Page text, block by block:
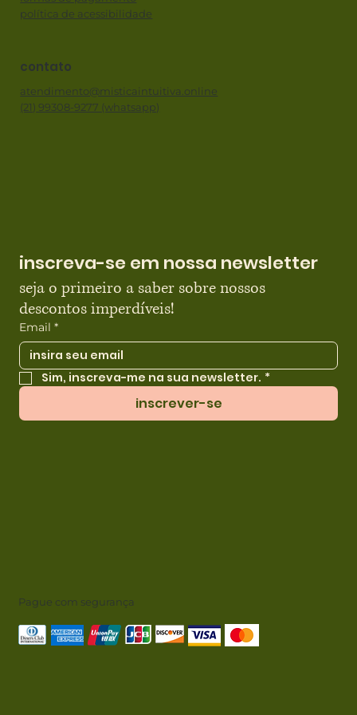
política de acessibilidade
contato
atendimento@misticaintuitiva.online
(21) 99308-9277 (whatsapp)
inscreva-se em nossa newsletter
seja o primeiro a saber sobre nossos
descontos imperdíveis!
Email *
Sim, inscreva-me na sua newsletter. *
inscrever-se
Pague com segurança